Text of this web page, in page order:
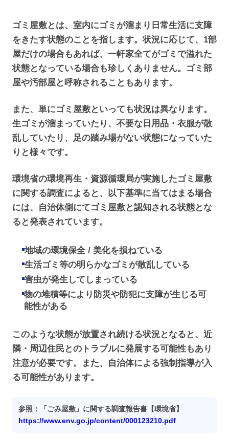
ゴミ屋敷とは、室内にゴミが溜まり日常生活に支障
をきたす状態のことを指します。状況に応じて、1部
屋だけの場合もあれば、一軒家全てがゴミで溢れた
状態となっている場合も珍しくありません。ゴミ部
屋や汚部屋と呼称されることもあります。
また、単にゴミ屋敷といっても状況は異なります。
生ゴミが溜まっていたり、不要な日用品・衣服が散
乱していたり、足の踏み場がない状態になっていた
りと様々です。
環境省の環境再生・資源循環局が実施したゴミ屋敷
に関する調査によると、以下基準に当てはまる場合
には、自治体側にてゴミ屋敷と認知される状態とな
ると発表されています。
地域の環境保全 / 美化を損ねている
生活ゴミ等の明らかなゴミが散乱している
害虫が発生してしまっている
物の堆積等により防災や防犯に支障が生じる可
能性がある
このような状態が放置され続ける状況となると、近
隣・周辺住民とのトラブルに発展する可能性もあり
注意が必要です。また、自治体による強制指導が入
る可能性があります。
参照：「ごみ屋敷」に関する調査報告書【環境省】
https://www.env.go.jp/content/000123210.pdf